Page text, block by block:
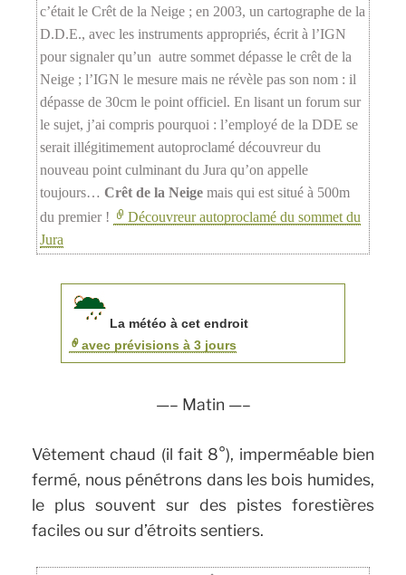
c’était le Crêt de la Neige ; en 2003, un cartographe de la
D.D.E., avec les instruments appropriés, écrit à l’IGN
pour signaler qu’un autre sommet dépasse le crêt de la
Neige ; l’IGN le mesure mais ne révèle pas son nom : il
dépasse de 30cm le point officiel. En lisant un forum sur
le sujet, j’ai compris pourquoi : l’employé de la DDE se
serait illégitimement autoproclamé découvreur du
nouveau point culminant du Jura qu’on appelle
toujours…Crêt de la Neige mais qui est situé à 500m
du premier !
Découvreur autoproclamé du sommet du
Jura
La météo à cet endroit
avec prévisions à 3 jours
—– Matin —–
Vêtement chaud (il fait 8°), imperméable bien
fermé, nous pénétrons dans les bois humides,
le plus souvent sur des pistes forestières
faciles ou sur d’étroits sentiers.